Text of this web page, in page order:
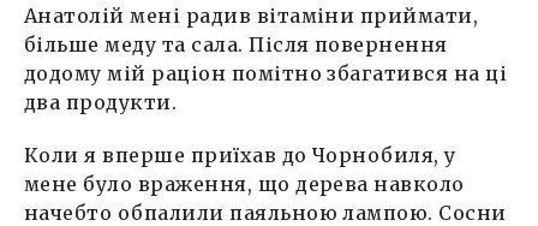
Анатолій мені радив вітаміни приймати,
більше меду та сала. Після повернення
додому мій раціон помітно збагатився на ці
два продукти.
Коли я вперше приїхав до Чорнобиля, у
мене було враження, що дерева навколо
начебто обпалили паяльною лампою. Сосни